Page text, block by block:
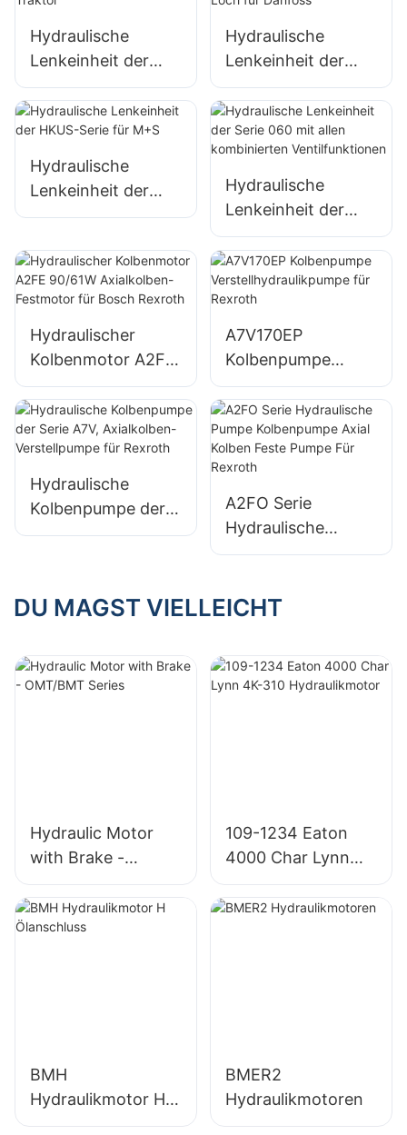
Hydraulische
Lenkeinheit der
Serie 101, Eaton-
Typ, für Traktor
Hydraulische
Lenkeinheit der
OSPC LS-Serie mit
LS-Loch für
Danfoss
Hydraulische
Lenkeinheit der
HKUS-Serie für
Hydraulische
Lenkeinheit der
Serie 060 mit allen
kombinierten
Ventilfunktionen
Hydraulischer
Kolbenmotor A2FE
90/61W
Axialkolben-
Festmotor für
Bosch Rexroth
A7V170EP
Kolbenpumpe
Verstellhydraulikpu
mpe für Rexroth
Hydraulische
Kolbenpumpe der
Serie A7V,
Rexroth
A2FO Serie
Hydraulische
Pumpe
Kolben Feste
DU MAGST VIELLEICHT
Hydraulic Motor
with Brake -
OMT/BMT Series
109-1234 Eaton
4000 Char Lynn
4K-310
Hydraulikmotor
BMH
Hydraulikmotor H
Ölanschluss
BMER2
Hydraulikmotoren